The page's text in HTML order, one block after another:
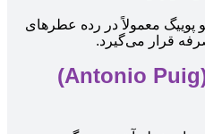
پوییگ معمولاً در رده عطرهای
قرار می‌گیرد.
حراج عطر و ادکلن (Antonio Puig)